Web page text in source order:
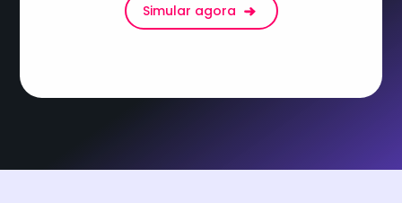
Simular agora